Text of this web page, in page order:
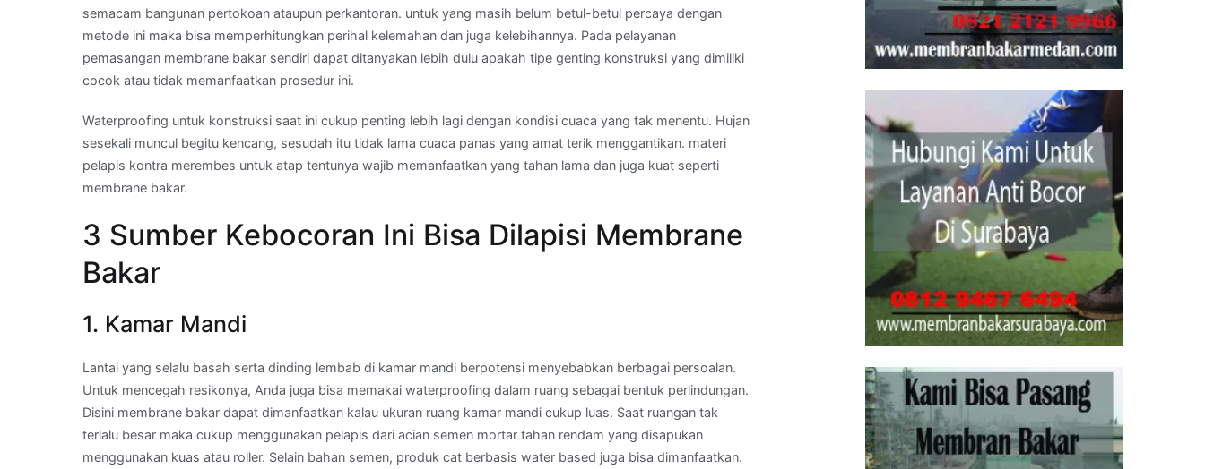
semacam bangunan pertokoan ataupun perkantoran. untuk yang masih belum betul-betul percaya dengan
metode ini maka bisa memperhitungkan perihal kelemahan dan juga kelebihannya. Pada pelayanan
pemasangan membrane bakar sendiri dapat ditanyakan lebih dulu apakah tipe genting konstruksi yang dimiliki
cocok atau tidak memanfaatkan prosedur ini.
Waterproofing untuk konstruksi saat ini cukup penting lebih lagi dengan kondisi cuaca yang tak menentu. Hujan
sesekali muncul begitu kencang, sesudah itu tidak lama cuaca panas yang amat terik menggantikan. materi
pelapis kontra merembes untuk atap tentunya wajib memanfaatkan yang tahan lama dan juga kuat seperti
membrane bakar.
3 Sumber Kebocoran Ini Bisa Dilapisi Membrane
Bakar
1. Kamar Mandi
Lantai yang selalu basah serta dinding lembab di kamar mandi berpotensi menyebabkan berbagai persoalan.
Untuk mencegah resikonya, Anda juga bisa memakai waterproofing dalam ruang sebagai bentuk perlindungan.
Disini membrane bakar dapat dimanfaatkan kalau ukuran ruang kamar mandi cukup luas. Saat ruangan tak
terlalu besar maka cukup menggunakan pelapis dari acian semen mortar tahan rendam yang disapukan
menggunakan kuas atau roller. Selain bahan semen, produk cat berbasis water based juga bisa dimanfaatkan.